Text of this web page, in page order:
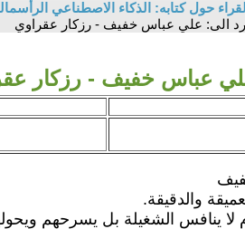
حول كتابه: الذكاء الاصطناعي
الى: علي عباس خفيف - رزكار عقراوي
عباس خفيف - رزكار
والدقيقة.
لا ينافس الشغيلة بل يسرحهم